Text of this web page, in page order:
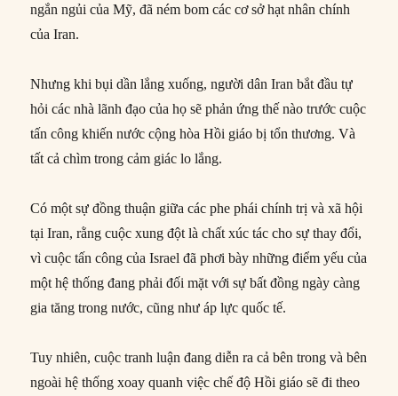
ngắn ngủi của Mỹ, đã ném bom các cơ sở hạt nhân chính
của Iran.
Nhưng khi bụi dần lắng xuống, người dân Iran bắt đầu tự
hỏi các nhà lãnh đạo của họ sẽ phản ứng thế nào trước cuộc
tấn công khiến nước cộng hòa Hồi giáo bị tổn thương. Và
tất cả chìm trong cảm giác lo lắng.
Có một sự đồng thuận giữa các phe phái chính trị và xã hội
tại Iran, rằng cuộc xung đột là chất xúc tác cho sự thay đổi,
vì cuộc tấn công của Israel đã phơi bày những điểm yếu của
một hệ thống đang phải đối mặt với sự bất đồng ngày càng
gia tăng trong nước, cũng như áp lực quốc tế.
Tuy nhiên, cuộc tranh luận đang diễn ra cả bên trong và bên
ngoài hệ thống xoay quanh việc chế độ Hồi giáo sẽ đi theo